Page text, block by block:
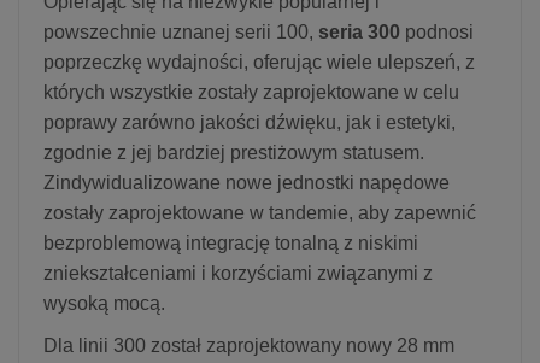
powszechnie uznanej serii 100, seria 300 podnosi
poprzeczkę wydajności, oferując wiele ulepszeń, z
których wszystkie zostały zaprojektowane w celu
poprawy zarówno jakości dźwięku, jak i estetyki,
zgodnie z jej bardziej prestiżowym statusem.
Zindywidualizowane nowe jednostki napędowe
zostały zaprojektowane w tandemie, aby zapewnić
bezproblemową integrację tonalną z niskimi
zniekształceniami i korzyściami związanymi z
wysoką mocą.
Dla linii 300 został zaprojektowany nowy 28 mm